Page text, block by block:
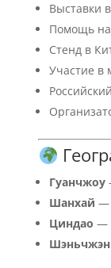
Выставки
Помощь на
Стенд в
Участие в
Гуанчжоу
Шанхай —
Циндао —